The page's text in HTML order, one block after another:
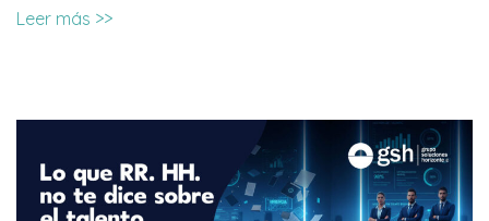
Leer más >>